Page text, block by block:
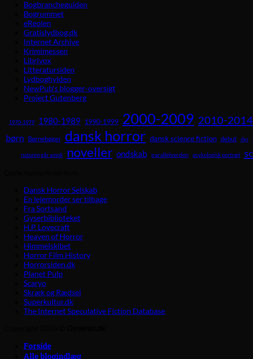
Bogbrancheguiden
Bogrummet
eReolen
Gratislydbog.dk
Internet Archive
Krimimessen
Librivox
Litteratursiden
Lydboghylden
NewPub's blogger-oversigt
Project Gutenberg
1970-1979 1980-1989 1990-1999 2000-2009 2010-2014
børn Børnebøger dansk horror dansk science fiction debut dyr
naturen går amok noveller ondskab parallelverden psykologisk portræt
Dansk Horror Selskab
En lejemorder ser tilbage
Fra Sortsand
Gyserbiblioteket
H.P. Lovecraft
Heaven of Horror
Himmelskibet
Horror Film History
Horrorsiden.dk
Planet Pulp
Scaryo
Skræk og Rædsel
Superkultur.dk
The Internet Speculative Fiction Database
Forside
Alle blogindlæg